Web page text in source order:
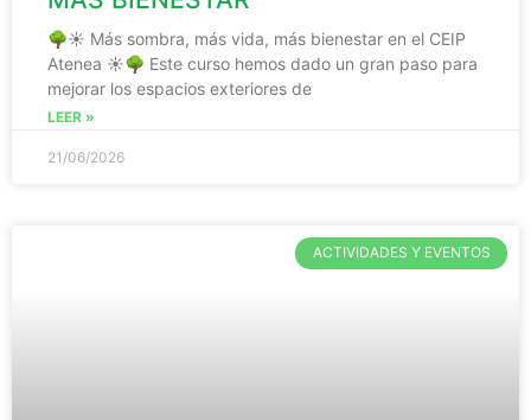
🌳☀️ Más sombra, más vida, más bienestar en el CEIP
Atenea ☀️🌳 Este curso hemos dado un gran paso para
mejorar los espacios exteriores de
LEER »
21/06/2026
ACTIVIDADES Y EVENTOS